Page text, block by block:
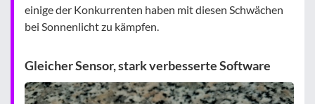
einige der Konkurrenten haben mit diesen Schwächen
bei Sonnenlicht zu kämpfen.
Gleicher Sensor, stark verbesserte Software